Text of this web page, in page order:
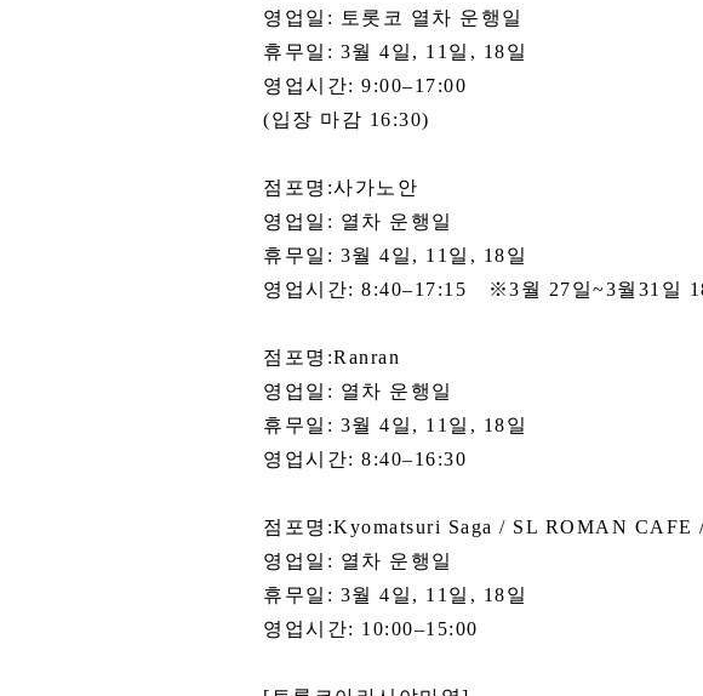
영업일: 토롯코 열차 운행일
휴무일: 3월 4일, 11일, 18일
영업시간: 9:00–17:00
(입장 마감 16:30)
점포명:사가노안
영업일: 열차 운행일
휴무일: 3월 4일, 11일, 18일
영업시간: 8:40–17:15 ※3월 27일~3월31일
점포명:Ranran
영업일: 열차 운행일
휴무일: 3월 4일, 11일, 18일
영업시간: 8:40–16:30
점포명:Kyomatsuri Saga / SL ROMAN
영업일: 열차 운행일
휴무일: 3월 4일, 11일, 18일
영업시간: 10:00–15:00